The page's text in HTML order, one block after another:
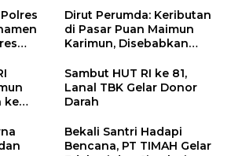
Dirut Perumda: Keributan
di Pasar Puan Maimun
Karimun, Disebabkan
Petugas dan Pedagang
ke
Sambut HUT RI ke 81,
Lanal TBK Gelar Donor
Darah
Bekali Santri Hadapi
Bencana, PT TIMAH Gelar